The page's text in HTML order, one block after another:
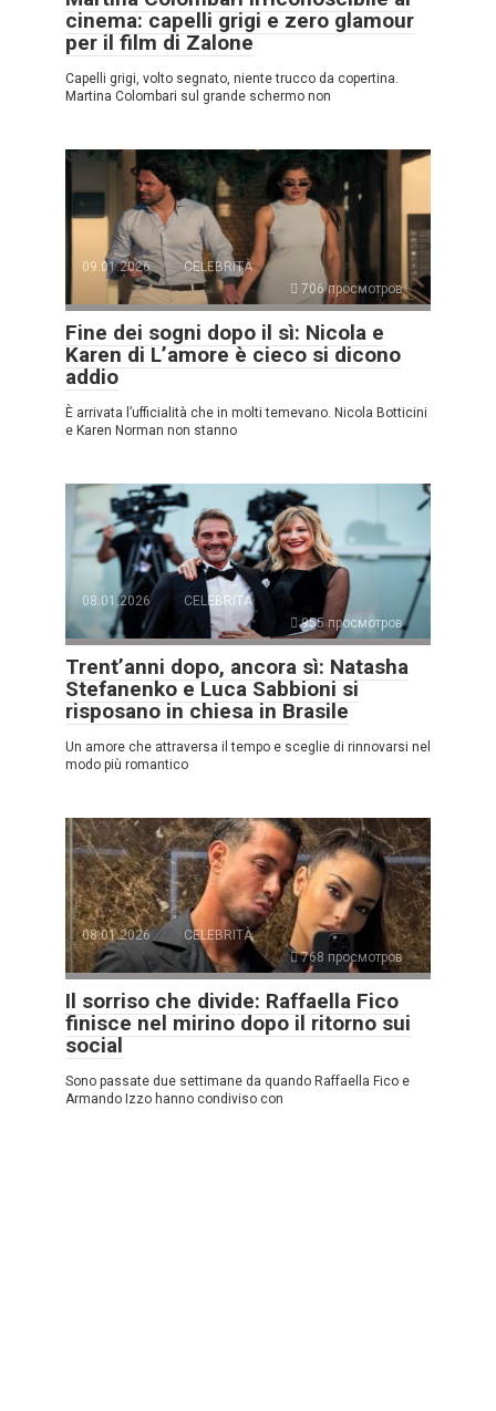
cinema: capelli grigi e zero glamour
per il film di Zalone
Capelli grigi, volto segnato, niente trucco da copertina.
Martina Colombari sul grande schermo non
09.01.2026
CELEBRITÀ
706 просмотров
Fine dei sogni dopo il sì: Nicola e
Karen di L’amore è cieco si dicono
addio
È arrivata l’ufficialità che in molti temevano. Nicola Botticini
e Karen Norman non stanno
08.01.2026
CELEBRITÀ
955 просмотров
Trent’anni dopo, ancora sì: Natasha
Stefanenko e Luca Sabbioni si
risposano in chiesa in Brasile
Un amore che attraversa il tempo e sceglie di rinnovarsi nel
modo più romantico
08.01.2026
CELEBRITÀ
768 просмотров
Il sorriso che divide: Raffaella Fico
finisce nel mirino dopo il ritorno sui
social
Sono passate due settimane da quando Raffaella Fico e
Armando Izzo hanno condiviso con